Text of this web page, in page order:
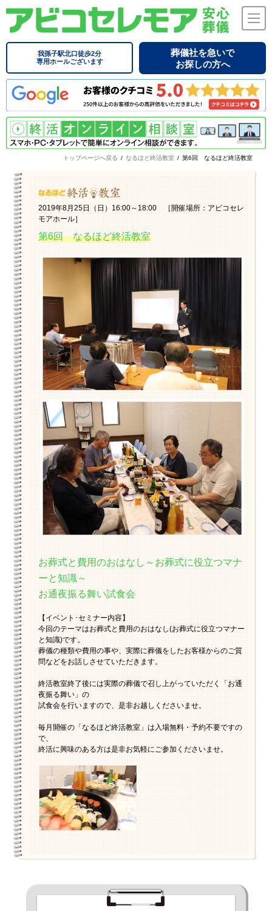
我孫子駅北口徒歩2分
専用ホールございます
葬儀社を急いで
お探しの方へ
トップページへ戻る / なるほど終活教室/ 第6回 なるほど終活教室
2019年8月25日（日）16:00～18:00 ［開催場所：アビコセレ
モアホール］
第6回 なるほど終活教室
お葬式と費用のおはなし～お葬式に役立つマナ
ーと知識～
お通夜振る舞い試食会
【イベント･セミナー内容】
今回のテーマはお葬式と費用のおはなし(お葬式に役立つマナー
と知識)です。
葬儀の種類や費用の事や、実際に葬儀をしたお客様からのご質
問などをお話しさせていただきます。
終活教室終了後には実際の葬儀で召し上がっていただく「お通
夜振る舞い」の
試食会を行いますので、是非お越しくださいませ。
毎月開催の「なるほど終活教室」は入場無料・予約不要ですの
で、
終活に興味のある方は是非お気軽にご参加くださいませ。